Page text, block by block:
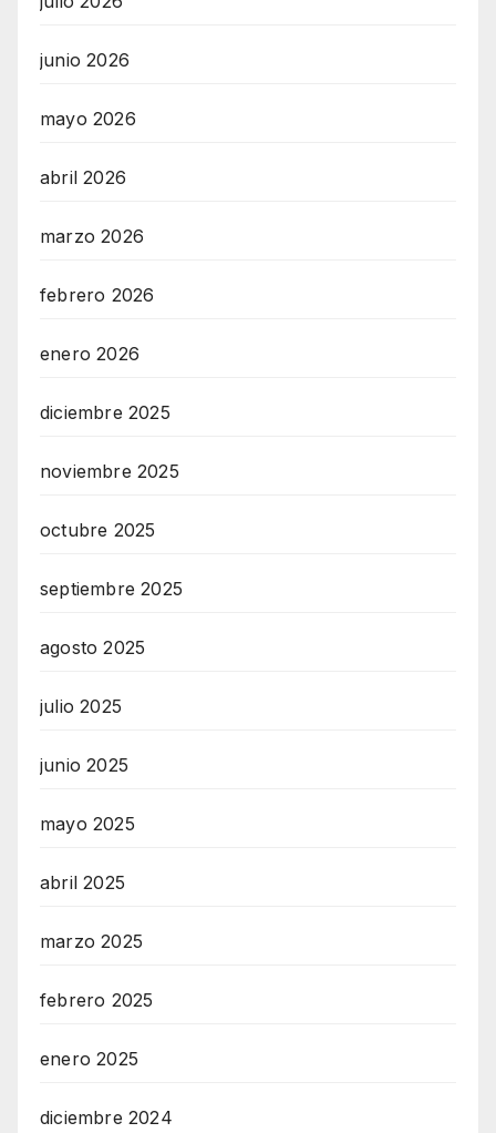
junio 2026
mayo 2026
abril 2026
marzo 2026
febrero 2026
enero 2026
diciembre 2025
noviembre 2025
octubre 2025
septiembre 2025
agosto 2025
julio 2025
junio 2025
mayo 2025
abril 2025
marzo 2025
febrero 2025
enero 2025
diciembre 2024